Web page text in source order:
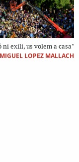
ni exili, us volem a casa"
MIGUEL LOPEZ MALLACH